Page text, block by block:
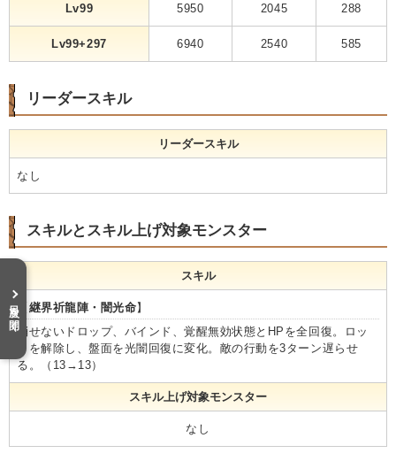
Lv99 5950 2045 288
Lv99+297 6940 2540 585
リーダースキル
リーダースキル
なし
スキルとスキル上げ対象モンスター
スキル
【 継界祈龍陣・闇光命】
消せないドロップ、バインド、覚醒無効状態とHPを全回復。ロッ
クを解除し、盤面を光闇回復に変化。敵の行動を3ターン遅らせ
る。（13→13）
スキル上げ対象モンスター
なし
目次を開く